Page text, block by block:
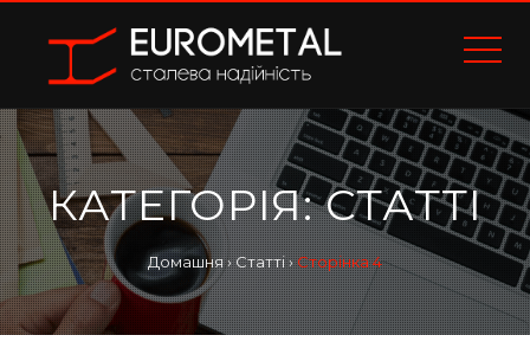
КАТЕГОРІЯ:СТАТТІ
Домашня› Статті› Сторінка 4